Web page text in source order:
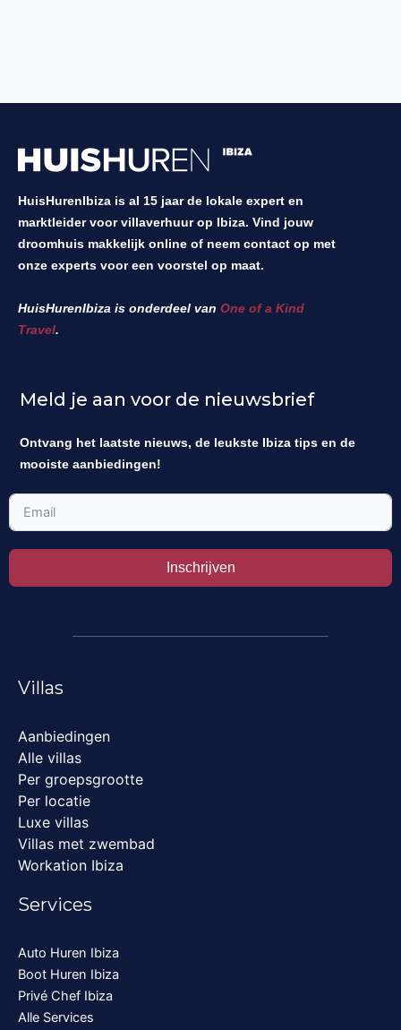
HuisHurenIbiza is al 15 jaar de lokale expert en
marktleider voor villaverhuur op Ibiza. Vind jouw
droomhuis makkelijk online of neem contact op met
onze experts voor een voorstel op maat.
HuisHurenIbiza is onderdeel van One of a Kind
Travel.
Meld je aan voor de nieuwsbrief
Ontvang het laatste nieuws, de leukste Ibiza tips en de
mooiste aanbiedingen!
Inschrijven
Villas
Aanbiedingen
Alle villas
Per groepsgrootte
Per locatie
Luxe villas
Villas met zwembad
Workation Ibiza
Services
Auto Huren Ibiza
Boot Huren Ibiza
Privé Chef Ibiza
Alle Services